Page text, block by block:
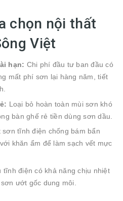
chọn nội thất
Việt
hạn: Chi phí đầu tư ban đầu có
mất phí sơn lại hàng năm, tiết
Loại bỏ hoàn toàn mùi sơn khó
bàn ghế rẻ tiền dùng sơn dầu.
sơn tĩnh điện chống bám bẩn
khăn ẩm để làm sạch vết mực
tĩnh điện có khả năng chịu nhiệt
ướt gốc dung môi.